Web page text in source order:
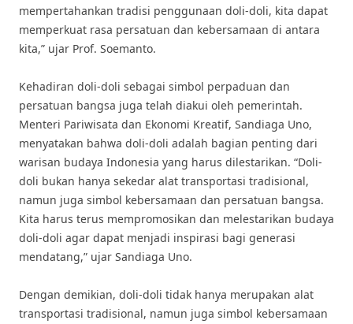
mempertahankan tradisi penggunaan doli-doli, kita dapat
memperkuat rasa persatuan dan kebersamaan di antara
kita,” ujar Prof. Soemanto.
Kehadiran doli-doli sebagai simbol perpaduan dan
persatuan bangsa juga telah diakui oleh pemerintah.
Menteri Pariwisata dan Ekonomi Kreatif, Sandiaga Uno,
menyatakan bahwa doli-doli adalah bagian penting dari
warisan budaya Indonesia yang harus dilestarikan. “Doli-
doli bukan hanya sekedar alat transportasi tradisional,
namun juga simbol kebersamaan dan persatuan bangsa.
Kita harus terus mempromosikan dan melestarikan budaya
doli-doli agar dapat menjadi inspirasi bagi generasi
mendatang,” ujar Sandiaga Uno.
Dengan demikian, doli-doli tidak hanya merupakan alat
transportasi tradisional, namun juga simbol kebersamaan